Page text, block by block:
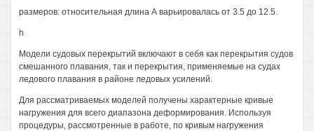
размеров: относительная длина А варьировалась от 3.5 до 12.5.
h
Модели судовых перекрытий включают в себя как перекрытия судов
смешанного плавания, так и перекрытия, применяемые на судах
ледового плавания в районе ледовых усилений.
Для рассматриваемых моделей получены характерные кривые
нагружения для всего диапазона деформирования. Используя
процедуры, рассмотренные в работе, по кривым нагружения